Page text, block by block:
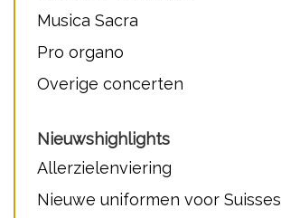
Musica Sacra
Pro organo
Overige concerten
Nieuwshighlights
Allerzielenviering
Nieuwe uniformen voor Suisses